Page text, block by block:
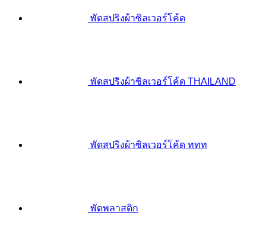
พัดสปริงผ้าซิลเวอร์โค้ด
พัดสปริงผ้าซิลเวอร์โค้ด THAILAND
พัดสปริงผ้าซิลเวอร์โค้ด ททท
พัดพลาสติก